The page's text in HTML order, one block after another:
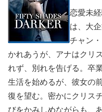
恋愛未
は、大
チャン
かれあうが、アナはクリ
れず、別れを告げる。卒
生活を始めるが、彼女の
復を望む。密かにクリス
びをかみしめながらも、